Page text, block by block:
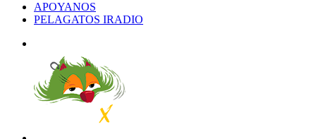
APOYANOS
PELAGATOS IRADIO